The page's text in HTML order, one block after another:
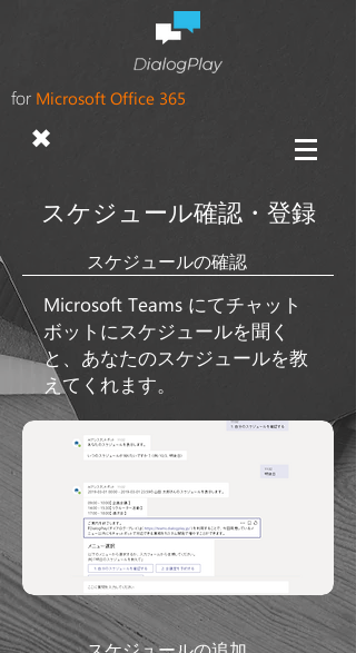
for Microsoft Office 365
Microsoft Teams にてチャット
ボットにスケジュールを聞く
と、 あなたのスケジュールを教
えてくれます。
​スケジュール確認・登録
​スケジュールの確認
✖